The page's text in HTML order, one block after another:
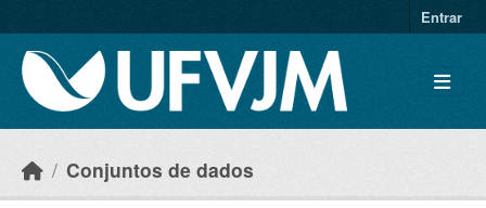
Entrar
Conjuntos de dados